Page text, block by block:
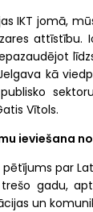
IKT jomā,
attīstību.
kā
Vītols.
ieviešana
pētījums par
gadu,
un